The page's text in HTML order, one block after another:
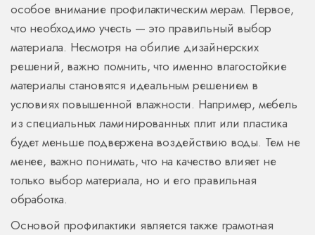
особое внимание профилактическим мерам. Первое,
что необходимо учесть — это правильный выбор
материала. Несмотря на обилие дизайнерских
решений, важно помнить, что именно влагостойкие
материалы становятся идеальным решением в
условиях повышенной влажности. Например, мебель
из специальных ламинированных плит или пластика
будет меньше подвержена воздействию воды. Тем не
менее, важно понимать, что на качество влияет не
только выбор материала, но и его правильная
обработка.
Основой профилактики является также грамотная